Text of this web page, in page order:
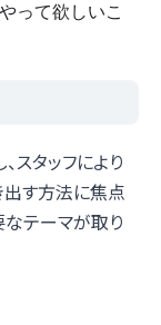
って欲しいこ
スタッフにより
す方法に焦点
なテーマが取り